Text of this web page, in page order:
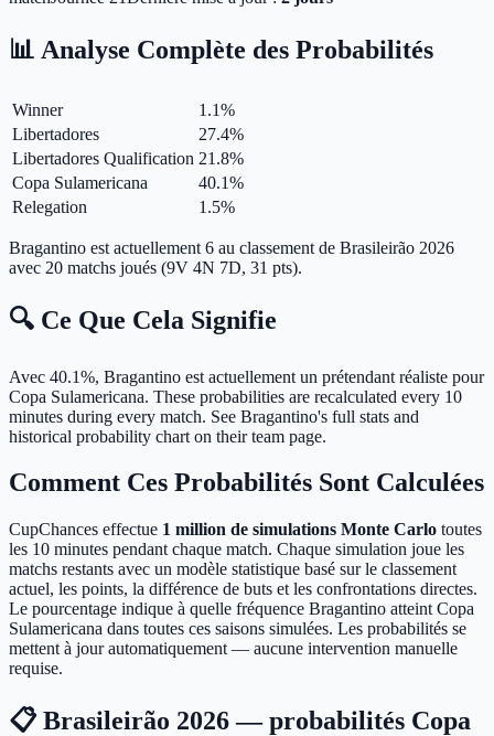
📊 Analyse Complète des Probabilités
Winner 1.1%
Libertadores
27.4%
Libertadores Qualification 21.8%
Copa Sulamericana
40.1%
Relegation
1.5%
Bragantino est actuellement 6 au classement de Brasileirão 2026
avec 20 matchs joués (9V 4N 7D, 31 pts).
🔍 Ce Que Cela Signifie
Avec 40.1%, Bragantino est actuellement un prétendant réaliste pour
Copa Sulamericana. These probabilities are recalculated every 10
minutes during every match. See Bragantino's full stats and
historical probability chart on their team page.
Comment Ces Probabilités Sont Calculées
CupChances effectue 1 million de simulations Monte Carlo toutes
les 10 minutes pendant chaque match. Chaque simulation joue les
matchs restants avec un modèle statistique basé sur le classement
actuel, les points, la différence de buts et les confrontations directes.
Le pourcentage indique à quelle fréquence Bragantino atteint Copa
Sulamericana dans toutes ces saisons simulées. Les probabilités se
mettent à jour automatiquement — aucune intervention manuelle
requise.
📋 Brasileirão 2026 — probabilités Copa